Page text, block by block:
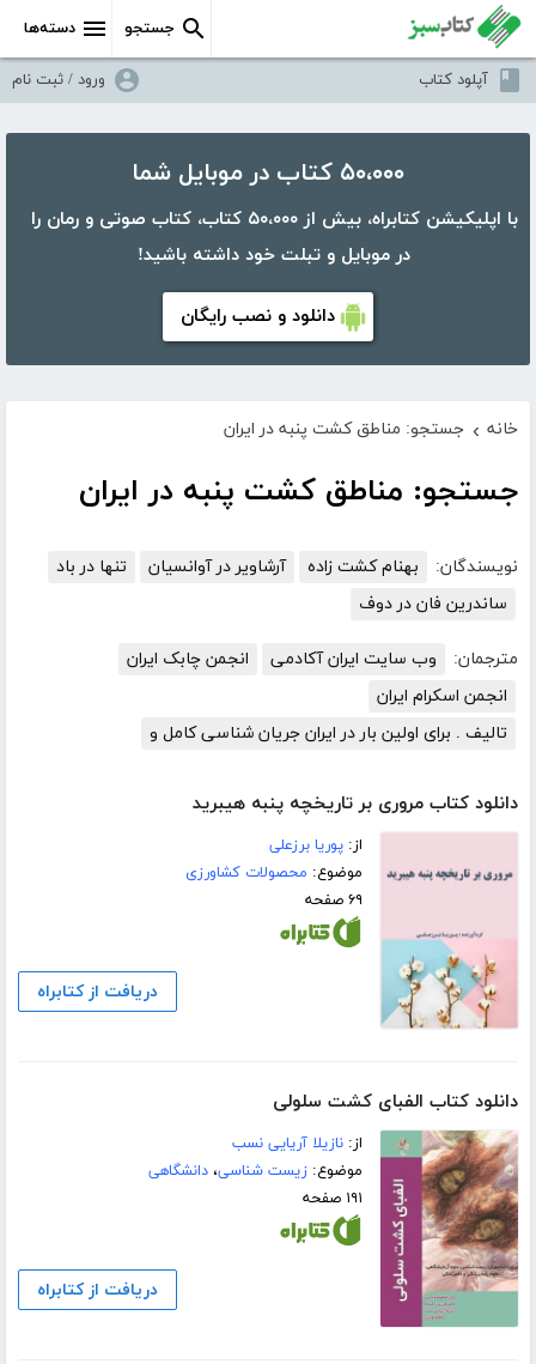
دسته‌ها جستجو
آپلود کتاب ورود / ثبت نام
۵۰،۰۰۰ کتاب در موبایل شما
با اپلیکیشن کتابراه، بیش از ۵۰،۰۰۰ کتاب، کتاب صوتی و رمان را
در موبایل و تبلت خود داشته باشید!
دانلود و نصب رایگان
خانه › جستجو: مناطق کشت پنبه در ایران
جستجو: مناطق کشت پنبه در ایران
نویسندگان: بهنام کشت زاده آرشاویر در آوانسیان
تنها در باد
ساندرین فان در دوف
مترجمان: وب سایت ایران آکادمی
انجمن چابک ایران
انجمن اسکرام ایران
تالیف . برای اولین بار در ایران جریان شناسی کامل و
دانلود کتاب مروری بر تاریخچه پنبه هیبرید
از:پوریا برزعلی
موضوع: محصولات کشاورزی
۶۹ صفحه
دریافت از کتابراه
دانلود کتاب الفبای کشت سلولی
از:نازیلا آریایی نسب
موضوع:زیست شناسی،دانشگاهی
۱۹۱ صفحه
دریافت از کتابراه